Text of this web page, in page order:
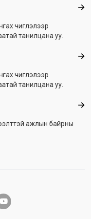
чиглэлээр
танилцана уу.
чиглэлээр
танилцана уу.
ажлын байрны
f
youtube